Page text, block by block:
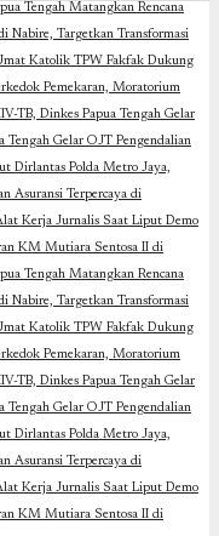
Tengah Matangkan Rencana
Nabire, Targetkan Transformasi
Katolik TPW Fakfak Dukung
Pemekaran, Moratorium
TB, Dinkes Papua Tengah Gelar
Gelar OJT Pengendalian
Dirlantas Polda Metro Jaya,
Asuransi Terpercaya di
Kerja Jurnalis Saat Liput Demo
KM Mutiara Sentosa II di
Tengah Matangkan Rencana
Nabire, Targetkan Transformasi
Katolik TPW Fakfak Dukung
Pemekaran, Moratorium
TB, Dinkes Papua Tengah Gelar
Gelar OJT Pengendalian
Dirlantas Polda Metro Jaya,
Asuransi Terpercaya di
Kerja Jurnalis Saat Liput Demo
KM Mutiara Sentosa II di